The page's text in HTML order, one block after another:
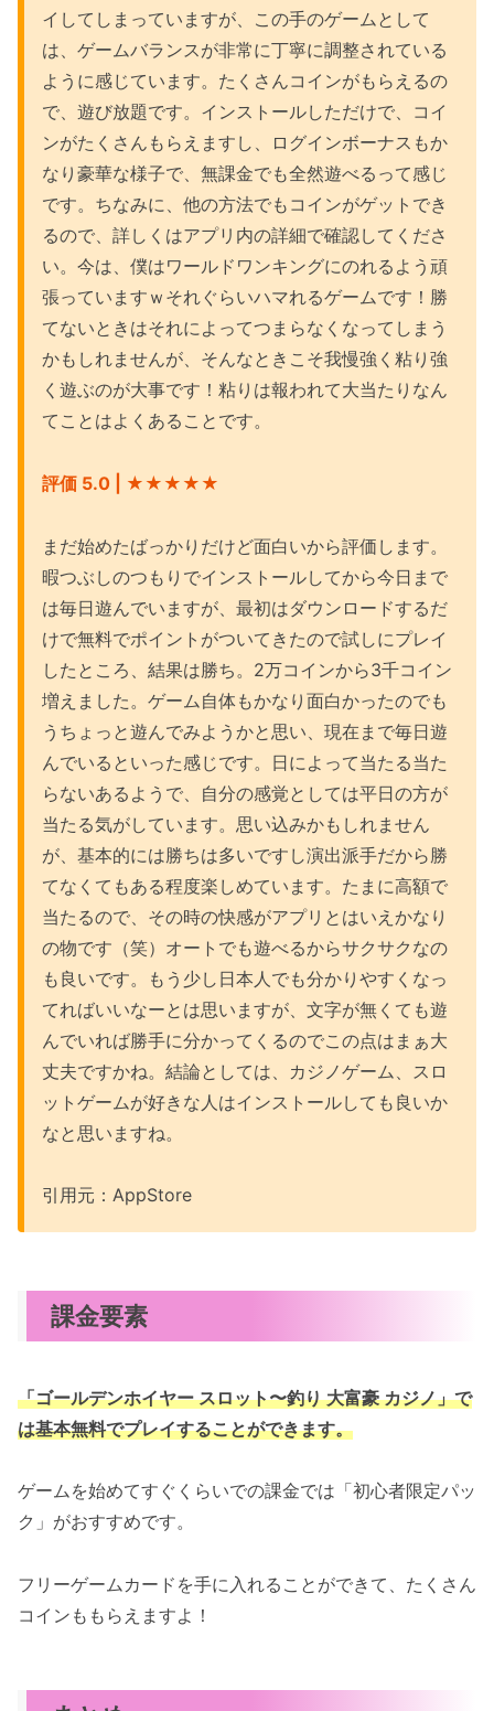
イしてしまっていますが、この手のゲームとして
は、ゲームバランスが非常に丁寧に調整されている
ように感じています。たくさんコインがもらえるの
で、遊び放題です。インストールしただけで、コイ
ンがたくさんもらえますし、ログインボーナスもか
なり豪華な様子で、無課金でも全然遊べるって感じ
です。ちなみに、他の方法でもコインがゲットでき
るので、詳しくはアプリ内の詳細で確認してくださ
い。今は、僕はワールドワンキングにのれるよう頑
張っていますｗそれぐらいハマれるゲームです！勝
てないときはそれによってつまらなくなってしまう
かもしれませんが、そんなときこそ我慢強く粘り強
く遊ぶのが大事です！粘りは報われて大当たりなん
てことはよくあることです。
評価 5.0 | ★★★ ★★
まだ始めたばっかりだけど面白いから評価します。
暇つぶしのつもりでインストールしてから今日まで
は毎日遊んでいますが、最初はダウンロードするだ
けで無料でポイントがついてきたので試しにプレイ
したところ、結果は勝ち。2万コインから3千コイン
増えました。ゲーム自体もかなり面白かったのでも
うちょっと遊んでみようかと思い、現在まで毎日遊
んでいるといった感じです。日によって当たる当た
らないあるようで、自分の感覚としては平日の方が
当たる気がしています。思い込みかもしれません
が、基本的には勝ちは多いですし演出派手だから勝
てなくてもある程度楽しめています。たまに高額で
当たるので、その時の快感がアプリとはいえかなり
の物です（笑）オートでも遊べるからサクサクなの
も良いです。もう少し日本人でも分かりやすくなっ
てればいいなーとは思いますが、文字が無くても遊
んでいれば勝手に分かってくるのでこの点はまぁ大
丈夫ですかね。結論としては、カジノゲーム、スロ
ットゲームが好きな人はインストールしても良いか
なと思いますね。
引用元：AppStore
課金要素
「ゴールデンホイヤー スロット〜釣り 大富豪 カジノ」で
は基本無料でプレイすることができます。
ゲームを始めてすぐくらいでの課金では「初心者限定パッ
ク」がおすすめです。
フリーゲームカードを手に入れることができて、たくさん
コインももらえますよ！